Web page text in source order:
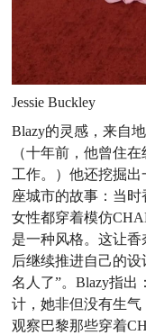
Jessie Buckley
Blazy的灵感，来自
（十年前，他曾住
工作。）他还挖掘
座城市的故事：当
女性都穿着模仿
是一种风格。这让
后继续推进自己的
名人 了”。Blazy指出
计，她非但没有生
观察巴黎那些穿着